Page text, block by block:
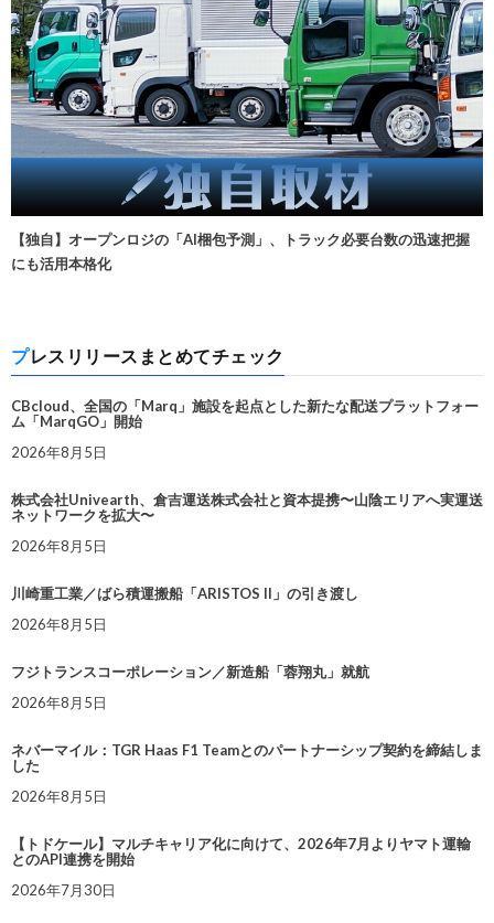
【独自】オープンロジの「AI梱包予測」、トラック必要台数の迅速把握
にも活用本格化
プレスリリースまとめてチェック
CBcloud、全国の「Marq」施設を起点とした新たな配送プラットフォー
ム「MarqGO」開始
2026年8月5日
株式会社Univearth、倉吉運送株式会社と資本提携〜山陰エリアへ実運送
ネットワークを拡大〜
2026年8月5日
川崎重工業／ばら積運搬船「ARISTOS II」の引き渡し
2026年8月5日
フジトランスコーポレーション／新造船「蓉翔丸」就航
2026年8月5日
ネバーマイル：TGR Haas F1 Teamとのパートナーシップ契約を締結しま
した
2026年8月5日
【トドケール】マルチキャリア化に向けて、2026年7月よりヤマト運輸
とのAPI連携を開始
2026年7月30日